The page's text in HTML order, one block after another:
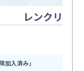
レンクリ
加入済み」